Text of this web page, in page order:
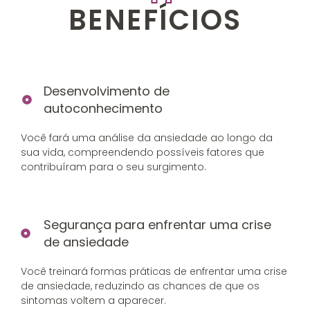
BENEFÍCIOS
Desenvolvimento de
autoconhecimento
Você fará uma análise da ansiedade ao longo da
sua vida, compreendendo possíveis fatores que
contribuíram para o seu surgimento.
Segurança para enfrentar uma crise
de ansiedade
Você treinará formas práticas de enfrentar uma crise
de ansiedade, reduzindo as chances de que os
sintomas voltem a aparecer.